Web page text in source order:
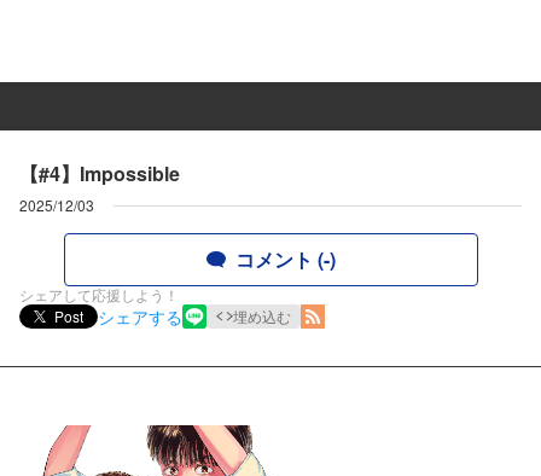
【#4】Impossible
2025/12/03
コメント (-)
シェアして応援しよう！
Post
シェアする 埋め込む